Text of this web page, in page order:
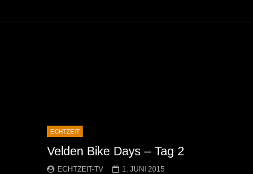
ECHTZEIT
Velden Bike Days – Tag 2
ECHTZEIT-TV 1. JUNI 2015